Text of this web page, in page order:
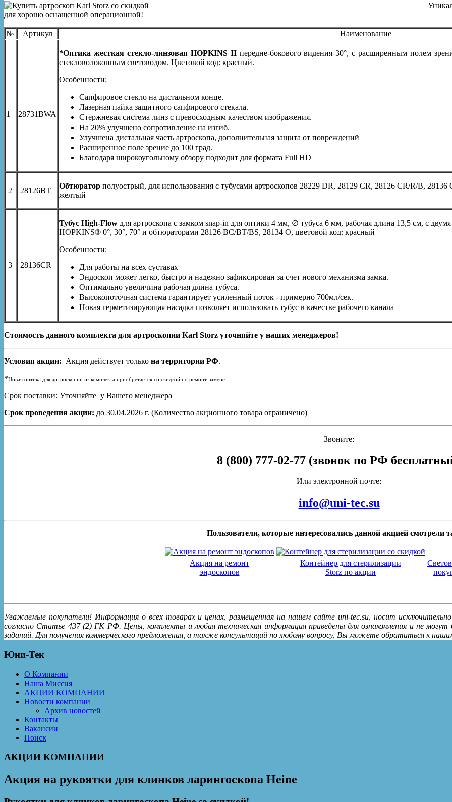
для хорошо оснащенной операционной!
№ Артикул Наименование
1 28731BWA
*Оптика жесткая стекло-линзовая HOPKINS IIпередне-бокового видения 30°, с расширенным полем
стекловолоконным световодом. Цветовой код: красный.
Особенности:
Сапфировое стекло на дистальном конце.
Лазерная пайка защитного сапфирового стекала.
Стержневая система линз с превосходным качеством изображения.
На 20% улучшено сопротивление на изгиб.
Улучшена дистальная часть артроскопа, дополнительная защита от повреждений
Расширенное поле зрение до 100 град.
Благодаря широкоугольному обзору подходит для формата Full HD
2 28126BT
Обтюратор полуострый, для использования с тубусами артроскопов 28229 DR, 28129 CR, 28126 CR/R/B,
желтый
3 28136CR
Тубус High-Flow для артроскопа с замком snap-in для оптики 4 мм, ∅ тубуса 6 мм, рабочая длина 13,5 см, с
HOPKINS® 0°, 30°, 70° и обтюраторами 28126 BC/BT/BS, 28134 O, цветовой код: красный
Особенности:
Для работы на всех суставах
Эндоскоп может легко, быстро и надежно зафиксирован за счет нового механизма замка.
Оптимально увеличина рабочая длина тубуса.
Высокопоточная система гарантирует усиленный поток - примерно 700мл/сек.
Новая герметизирующая насадка позволяет использовать тубус в качестве рабочего канала
Стоимость данного комплекта для артроскопии Karl Storz уточняйте у наших менеджеров!
Условия акции: Акция действует только на территории РФ.
*Новая оптика для артроскопии из комплекта приобретается со скидкой по ремонт-замене.
Срок поставки: Уточняйте у Вашего менеджера
Срок проведения акции: до 30.04.2026 г. (Количество акционного товара ограничено)
Звоните:
8 (800) 777-02-77 (звонок по РФ
Или электронной почте:
info@uni-tec.su
Пользователи, которые интересовались данной акцией смотрели
Акция на ремонт
эндоскопов
Контейнер для стерилизации
Storz по акции
Уважаемые покупатели! Информация о всех товарах и ценах, размещенная на нашем сайте uni-tec.su, носит
согласно Статье 437 (2) ГК РФ. Цены, комплекты и любая техническая информация приведены для ознакомления и не
заданий. Для получения коммерческого предложения, а также консультаций по любому вопросу, Вы можете обратиться к
Юни-Тек
О Компании
Наша Миссия
АКЦИИ КОМПАНИИ
Новости компании
Архив новостей
Контакты
Вакансии
Поиск
АКЦИИ КОМПАНИИ
Акция на рукоятки для клинков ларингоскопа Heine